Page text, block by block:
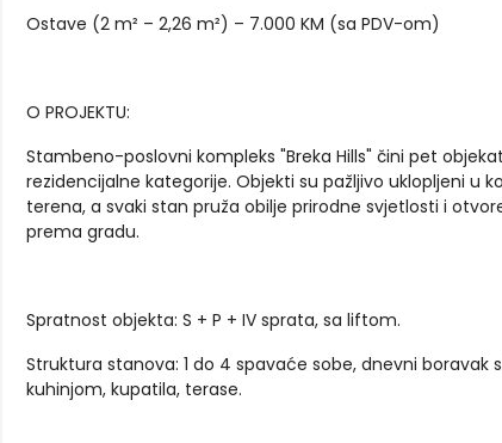
Ostave (2 m² – 2,26 m²) – 7.000 KM (sa PDV-om)
O PROJEKTU:
Stambeno-poslovni kompleks "Breka Hills" čini pet
rezidencijalne kategorije. Objekti su pažljivo uklopljeni u
terena, a svaki stan pruža obilje prirodne svjetlosti i
prema gradu.
Spratnost objekta: S + P + IV sprata, sa liftom.
Struktura stanova: 1 do 4 spavaće sobe, dnevni boravak
kuhinjom, kupatila, terase.